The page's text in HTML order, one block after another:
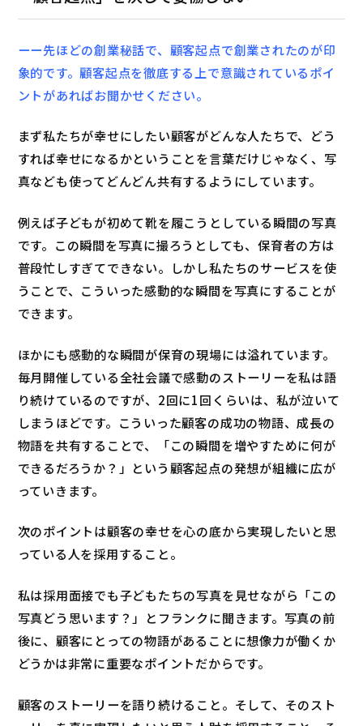
ーー先ほどの創業秘話で、顧客起点で創業されたのが印
象的です。顧客起点を徹底する上で意識されているポイ
ントがあればお聞かせください。
まず私たちが幸せにしたい顧客がどんな人たちで、どう
すれば幸せになるかということを言葉だけじゃなく、写
真なども使ってどんどん共有するようにしています。
例えば子どもが初めて靴を履こうとしている瞬間の写真
です。この瞬間を写真に撮ろうとしても、保育者の方は
普段忙しすぎてできない。しかし私たちのサービスを使
うことで、こういった感動的な瞬間を写真にすることが
できます。
ほかにも感動的な瞬間が保育の現場には溢れています。
毎月開催している全社会議で感動のストーリーを私は語
り続けているのですが、2回に1回くらいは、私が泣いて
しまうほどです。こういった顧客の成功の物語、成長の
物語を共有することで、「この瞬間を増やすために何が
できるだろうか？」という顧客起点の発想が組織に広が
っていきます。
次のポイントは顧客の幸せを心の底から実現したいと思
っている人を採用すること。
私は採用面接でも子どもたちの写真を見せながら「この
写真どう思います？」とフランクに聞きます。写真の前
後に、顧客にとっての物語があることに想像力が働くか
どうかは非常に重要なポイントだからです。
顧客のストーリーを語り続けること。そして、そのスト